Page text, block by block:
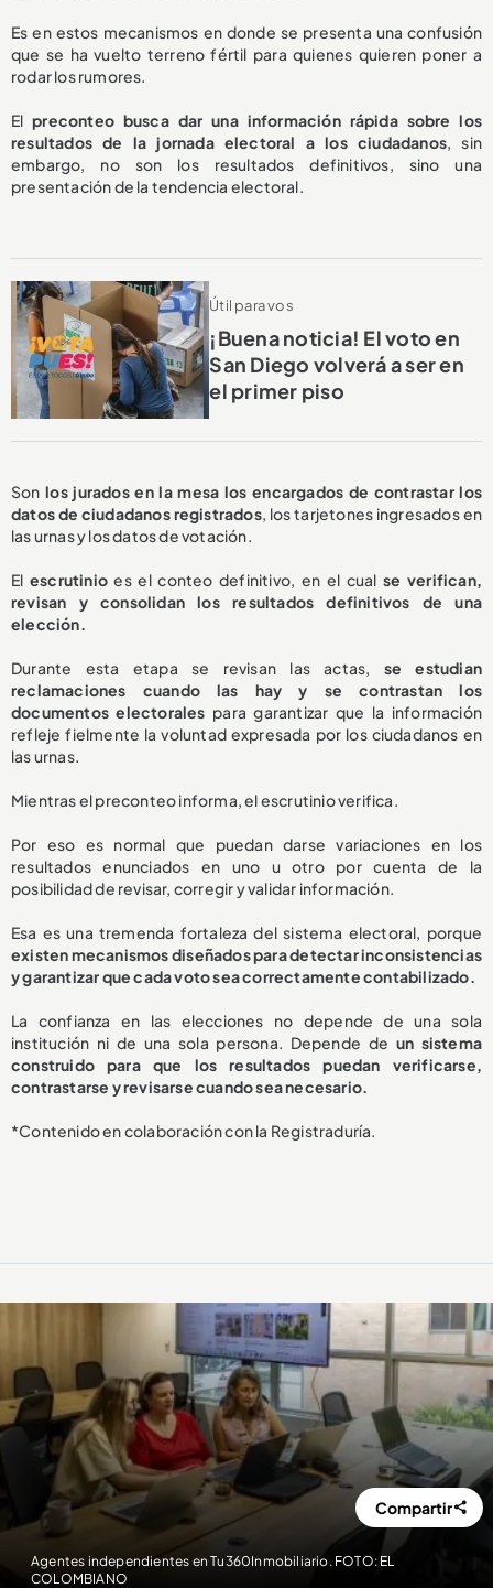
Es en estos mecanismos en donde se presenta una confusión
que se ha vuelto terreno fértil para quienes quieren poner a
rodar los rumores.
Elpreconteo busca dar una información rápida sobre los
resultados de la jornada electoral a los ciudadanos, sin
embargo, no son los resultados definitivos, sino una
presentación de la tendencia electoral.
Útil para vos
¡Buena noticia! El voto en
San Diego volverá a ser en
el primer piso
Sonlos jurados en la mesa los encargados de contrastar los
datos de ciudadanos registrados, los tarjetones ingresados en
las urnas y los datos de votación.
El escrutinioes el conteo definitivo, en el cualse verifican,
revisan y consolidan los resultados definitivos de una
elección.
Durante esta etapa se revisan las actas, se estudian
reclamaciones cuando las hay y se contrastan los
documentos electorales para garantizar que la información
refleje fielmente la voluntad expresada por los ciudadanos en
las urnas.
Mientras el preconteo informa, el escrutinio verifica.
Por eso es normal que puedan darse variaciones en los
resultados enunciados en uno u otro por cuenta de la
posibilidad de revisar, corregir y validar información.
Esa es una tremenda fortaleza del sistema electoral, porque
existen mecanismos diseñados para detectar inconsistencias
y garantizar que cada voto sea correctamente contabilizado.
La confianza en las elecciones no depende de una sola
institución ni de una sola persona. Depende de un sistema
construido para que los resultados puedan verificarse,
contrastarse y revisarse cuando sea necesario.
*Contenido en colaboración con la Registraduría.
Agentes independientes en Tu360Inmobiliario. FOTO: EL
COLOMBIANO
Compartir